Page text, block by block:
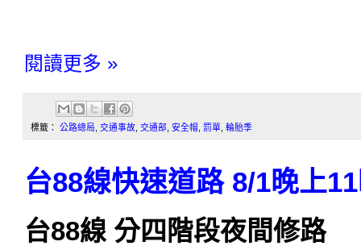
閱讀更多 »
標籤： 公路總局 交通事故 交通部 安全帽 罰單 輪胎季
台88線快速道路 8/1晚上
台88線 分四階段夜間修路